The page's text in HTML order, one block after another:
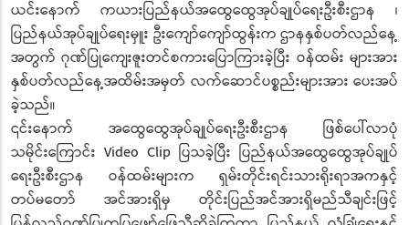
ယင်းနောက် ကယားပြည်နယ်အထွေထွေအုပ်ချုပ်ရေးဦးစီးဌာန ၊
ပြည်နယ်အုပ်ချုပ်ရေးမှူး ဦးကျော်ကျော်ထွန်းက ဌာနနှစ်ပတ်လည်နေ့
အတွက် ဂုဏ်ပြုကျေးဇူးတင်စကားပြောကြားခဲ့ပြီး ဝန်ထမ်း များအား
နှစ်ပတ်လည်နေ့အထိမ်းအမှတ် လက်ဆောင်ပစ္စည်းများအား ပေးအပ်
ခဲ့သည်။
၎င်းနောက် အထွေထွေအုပ်ချုပ်ရေးဦးစီးဌာန ဖြစ်ပေါ်လာပုံ
သမိုင်းကြောင်း Video Clip ပြသခဲ့ပြီး ပြည်နယ်အထွေထွေအုပ်ချုပ်
ရေးဦးစီးဌာန ဝန်ထမ်းများက ရှမ်းတိုင်းရင်းသားရိုးရာအကနှင့်
တပ်မတော် အင်အားရှိမှ တိုင်းပြည်အင်အားရှိမည်သီချင်းဖြင့်